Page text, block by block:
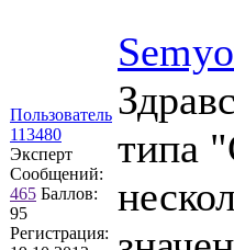
Пользователь
113480
Эксперт
Сообщений:
465 Баллов:
95
Регистрация:
типа